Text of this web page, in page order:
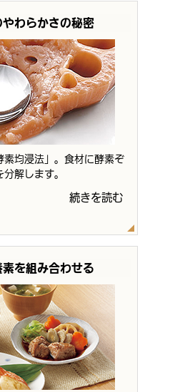
やわらかさの秘密
素均浸法」。食材に酵素ぞ
解します。
続きを読む
を組み合わせる